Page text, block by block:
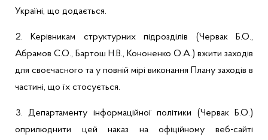
Україні, що додається.
2. Керівникам структурних підрозділів (Червак Б.О.,
Абрамов С.О., Бартош Н.В., Кононенко О.А.) вжити заходів
для своєчасного та у повній мірі виконання Плану заходів в
частині, що їх стосується.
3. Департаменту інформаційної політики (Червак Б.О.)
оприлюднити цей наказ на офіційному веб-сайті